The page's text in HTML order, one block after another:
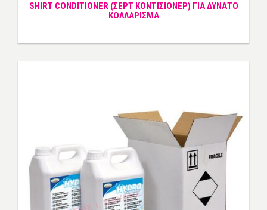
SHIRT CONDITIONER (ΣΕΡΤ ΚΟΝΤΙΣΙΟΝΕΡ) ΓΙΑ ΔΥΝΑΤΟ
ΚΟΛΛΑΡΙΣΜΑ